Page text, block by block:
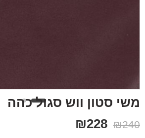
משי סטון ווש סגול כהה
₪240
₪228